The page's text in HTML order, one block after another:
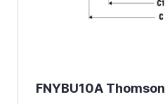
FNYBU10A Thomson